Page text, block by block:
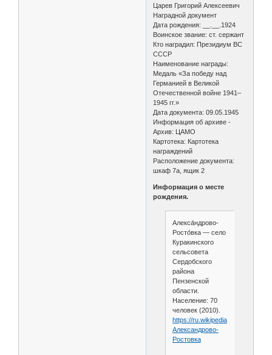
Царев Григорий Алексеевич
Наградной документ
Дата рождения: __.__.1924
Воинское звание: ст. сержант
Кто наградил: Президиум ВС
СССР
Наименование награды:
Медаль «За победу над
Германией в Великой
Отечественной войне 1941–
1945 гг.»
Дата документа: 09.05.1945
Информация об архиве -
Архив: ЦАМО
Картотека: Картотека
награждений
Расположение документа:
шкаф 7a, ящик 2
Информация о месте
рождения.
Алекса́ндрово-
Росто́вка — село
Куракинского
сельсовета
Сердобского
района
Пензенской
области.
Население: 70
человек (2010).
https://ru.wikipedia.org/wiki/
Александрово-
Ростовка